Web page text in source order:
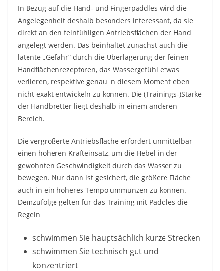
In Bezug auf die Hand- und Fingerpaddles wird die
Angelegenheit deshalb besonders interessant, da sie
direkt an den feinfühligen Antriebsflächen der Hand
angelegt werden. Das beinhaltet zunächst auch die
latente „Gefahr“ durch die Überlagerung der feinen
Handflächenrezeptoren, das Wassergefühl etwas
verlieren, respektive genau in diesem Moment eben
nicht exakt entwickeln zu können. Die (Trainings-)Stärke
der Handbretter liegt deshalb in einem anderen
Bereich.
Die vergrößerte Antriebsfläche erfordert unmittelbar
einen höheren Krafteinsatz, um die Hebel in der
gewohnten Geschwindigkeit durch das Wasser zu
bewegen. Nur dann ist gesichert, die größere Fläche
auch in ein höheres Tempo ummünzen zu können.
Demzufolge gelten für das Training mit Paddles die
Regeln
schwimmen Sie hauptsächlich kurze Strecken
schwimmen Sie technisch gut und
konzentriert